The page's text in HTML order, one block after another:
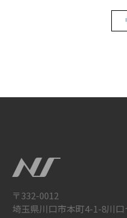
〒332-0012
埼玉県川口市本町4-1-8川